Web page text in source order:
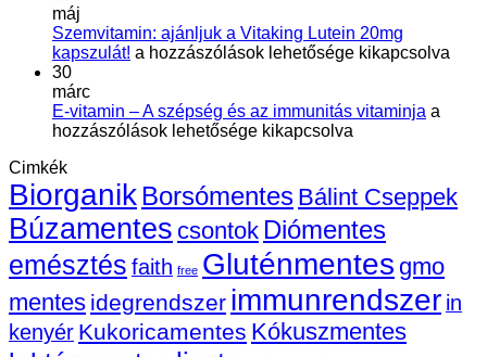
máj
Szemvitamin: ajánljuk a Vitaking Lutein 20mg
kapszulát! Szemvitamin:
Vitaking
Lutein
bejegyzéshez
a hozzászólások lehetősége kikapcsolva
30
márc
E-vitamin – A szépség és az immunitás vitaminja E-
és
a
hozzászólások lehetősége kikapcsolva
Cimkék
Biorganik Borsómentes Bálint Cseppek
Búzamentes csontok Diómentes
emésztés faith free Gluténmentes gmo
mentes idegrendszer immunrendszer in
kenyér Kukoricamentes Kókuszmentes